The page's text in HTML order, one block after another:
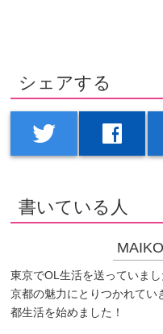
シェアする
twitter facebook
書いている人
MAIKO
東京でOL生活を送っていま
京都の魅力にとりつかれて
都生活を始めました！